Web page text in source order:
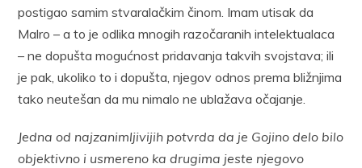
postigao samim stvaralačkim činom. Imam utisak da
Malro – a to je odlika mnogih razočaranih intelektualaca
– ne dopušta mogućnost pridavanja takvih svojstava; ili
je pak, ukoliko to i dopušta, njegov odnos prema bližnjima
tako neutešan da mu nimalo ne ublažava očajanje.
Jedna od najzanimljivijih potvrda da je Gojino delo bilo
objektivno i usmereno ka drugima jeste njegovo